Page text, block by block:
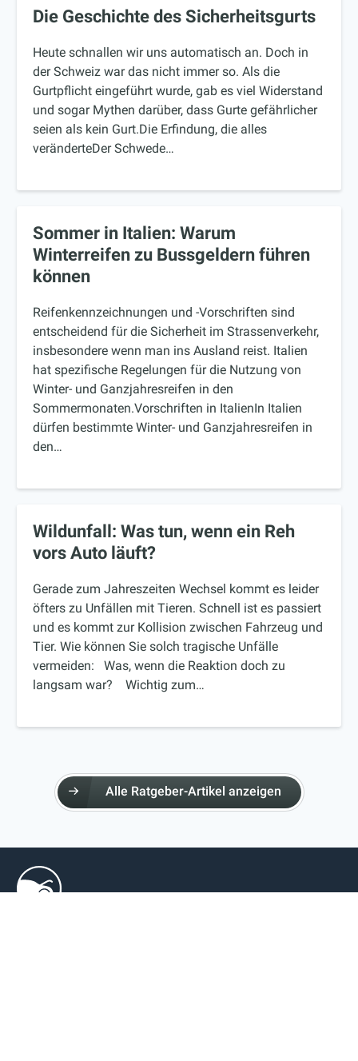
Die Geschichte des Sicherheitsgurts
Heute schnallen wir uns automatisch an. Doch in
der Schweiz war das nicht immer so. Als die
Gurtpflicht eingeführt wurde, gab es viel Widerstand
und sogar Mythen darüber, dass Gurte gefährlicher
seien als kein Gurt.Die Erfindung, die alles
veränderteDer Schwede…
Sommer in Italien: Warum
Winterreifen zu Bussgeldern führen
können
Reifenkennzeichnungen und -Vorschriften sind
entscheidend für die Sicherheit im Strassenverkehr,
insbesondere wenn man ins Ausland reist. Italien
hat spezifische Regelungen für die Nutzung von
Winter- und Ganzjahresreifen in den
Sommermonaten.Vorschriften in ItalienIn Italien
dürfen bestimmte Winter- und Ganzjahresreifen in
den…
Wildunfall: Was tun, wenn ein Reh
vors Auto läuft?
Gerade zum Jahreszeiten Wechsel kommt es leider
öfters zu Unfällen mit Tieren. Schnell ist es passiert
und es kommt zur Kollision zwischen Fahrzeug und
Tier. Wie können Sie solch tragische Unfälle
vermeiden: Was, wenn die Reaktion doch zu
langsam war? Wichtig zum…
Alle Ratgeber-Artikel anzeigen